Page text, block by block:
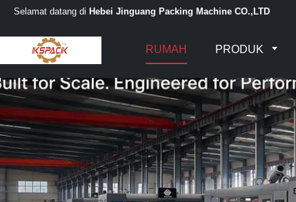
Selamat datang di Hebei Jinguang Packing Machine CO.,LTD
RUMAH PRODUK